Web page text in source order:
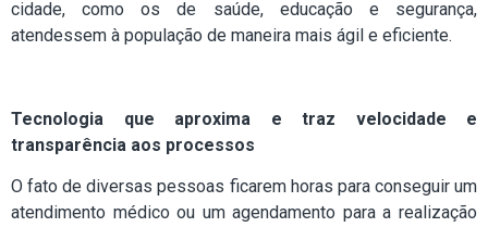
cidade, como os de saúde, educação e segurança,
atendessem à população de maneira mais ágil e eficiente.
Tecnologia que aproxima e traz velocidade e
transparência aos processos
O fato de diversas pessoas ficarem horas para conseguir um
atendimento médico ou um agendamento para a realização